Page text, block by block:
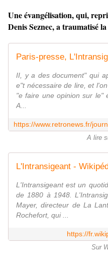
Une évangélisation, qui,
Denis Seznec, a traumatisé
II, y a des document" qui
e"t nécessaire de lire, et
"e faire une opinion sur le"
A...
A lire
L'Intransigeant -
L'Intransigeant est un
de 1880 à 1948.
Mayer, directeur de La
Rochefort, qui ...
https://
Sur